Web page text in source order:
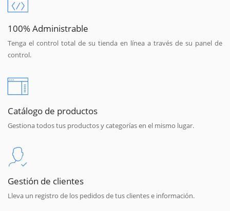
100% Administrable
Tenga el control total de su tienda en línea a través de su panel de
control.
Catálogo de productos
Gestiona todos tus productos y categorías en el mismo lugar.
Gestión de clientes
Lleva un registro de los pedidos de tus clientes e información.